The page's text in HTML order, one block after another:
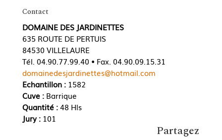
Contact
DOMAINE DES JARDINETTES
635 ROUTE DE PERTUIS
84530 VILLELAURE
Tél. 04.90.77.99.40 • Fax. 04.90.09.15.31
domainedesjardinettes@hotmail.com
Echantillon :1582
Cuve : Barrique
Quantité :48 Hls
Jury : 101
Partagez